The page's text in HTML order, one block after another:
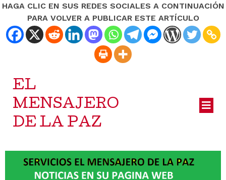
HAGA CLIC EN SUS REDES SOCIALES A CONTINUACIÓN
PARA VOLVER A PUBLICAR ESTE ARTÍCULO
EL
MENSAJERO
DE LA PAZ